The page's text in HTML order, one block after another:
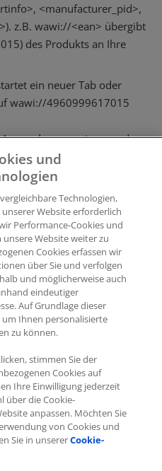
<manufacturer_pid>,
z.B. wawi://<ean> übergibt
des Produkts an Ihre
ein neuer Tab oder
wawi://4960999617015
wawi.exe und
den Wert
Sie dann in Ihrer
z.B. einen
ITscope Produkt
eine Artikelanlage in Ihrer
helpful?
Dislike0
1318
|AGB
und
Technologien,
Website erforderlich
Performance-Cookies und
Website weiter zu
Cookies erfassen wir
über Sie und verfolgen
und möglicherweise auch
eindeutiger
Auf Grundlage dieser
Ihnen personalisierte
zu können.
stimmen Sie der
Cookies auf
Ihre Einwilligung jederzeit
über die Cookie-
anpassen. Möchten Sie
von Cookies und
Sie in unsererCookie-